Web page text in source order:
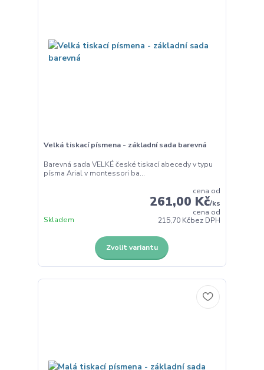
Velká tiskací písmena - základní sada barevná
Barevná sada VELKÉ české tiskací abecedy v typu
písma Arial v montessori ba...
cena od
261,00 Kč/ks
cena od
215,70 Kčbez DPH
Skladem
Zvolit variantu